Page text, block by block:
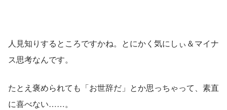
人見知りするところですかね。とにかく気にしぃ＆マイナ
ス思考なんです。
たとえ褒められても「お世辞だ」とか思っちゃって、素直
に喜べない……。